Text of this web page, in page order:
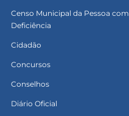
Censo Municipal da Pessoa com
Deficiência
Cidadão
Concursos
Conselhos
Diário Oficial